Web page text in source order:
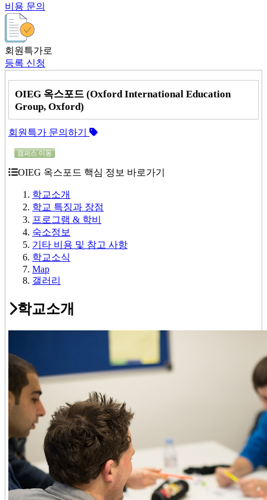
비용 문의
회원특가로
등록 신청
OIEG 옥스포드 (Oxford International Education
Group, Oxford)
회원특가 문의하기
캠퍼스 이동
OIEG 옥스포드 핵심 정보 바로가기
학교소개
학교 특징과 장점
프로그램 & 학비
숙소정보
기타 비용 및 참고 사항
학교소식
Map
갤러리
학교소개